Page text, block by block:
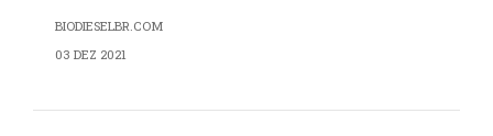
BIODIESELBR.COM
03 DEZ 2021